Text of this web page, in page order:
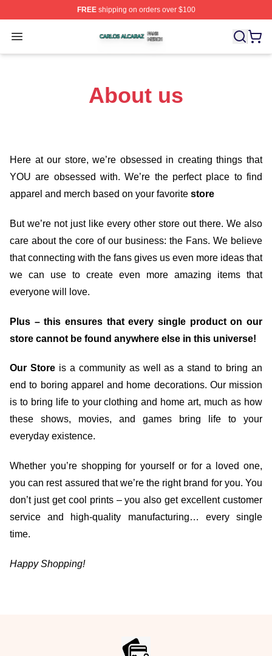
FREEshipping on orders over $100
Open menu
Carlos Alcaraz Shop ⚡️ Officially Licensed Carlos
About us
Here at our store, we’re obsessed in creating things that
YOU are obsessed with. We’re the perfect place to find
apparel and merch based on your favorite store
But we’re not just like every other store out there. We also
care about the core of our business: the Fans. We believe
that connecting with the fans gives us even more ideas that
we can use to create even more amazing items that
everyone will love.
Plus – this ensures that every single product on our
store cannot be found anywhere else in this universe!
Our Storeis a community as well as a stand to bring an
end to boring apparel and home decorations. Our mission
is to bring life to your clothing and home art, much as how
these shows, movies, and games bring life to your
everyday existence.
Whether you’re shopping for yourself or for a loved one,
you can rest assured that we’re the right brand for you. You
don’t just get cool prints – you also get excellent customer
service and high-quality manufacturing… every single
time.
Happy Shopping!